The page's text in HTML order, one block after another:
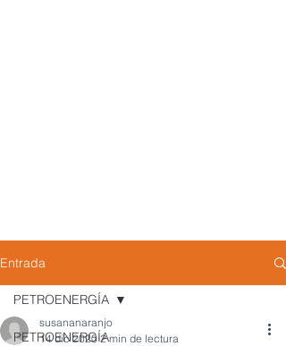
Entrada
PETROENERGÍA
PETROENERGÍA
susananaranjo
14 dic 2020 2 min de lectura